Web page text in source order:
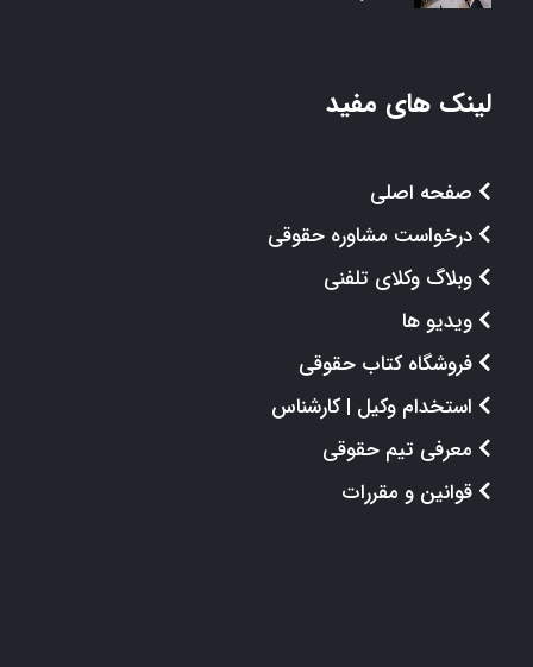
لینک های مفید
صفحه اصلی
درخواست مشاوره حقوقی
وبلاگ وکلای تلفنی
ویدیو ها
فروشگاه کتاب حقوقی
استخدام وکیل | کارشناس
معرفی تیم حقوقی
قوانین و مقررات